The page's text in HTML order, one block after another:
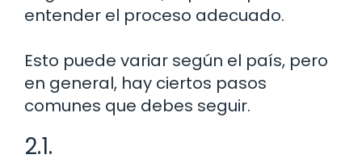
entender el proceso adecuado.
Esto puede variar según el país, pero
en general, hay ciertos pasos
comunes que debes seguir.
2.1.